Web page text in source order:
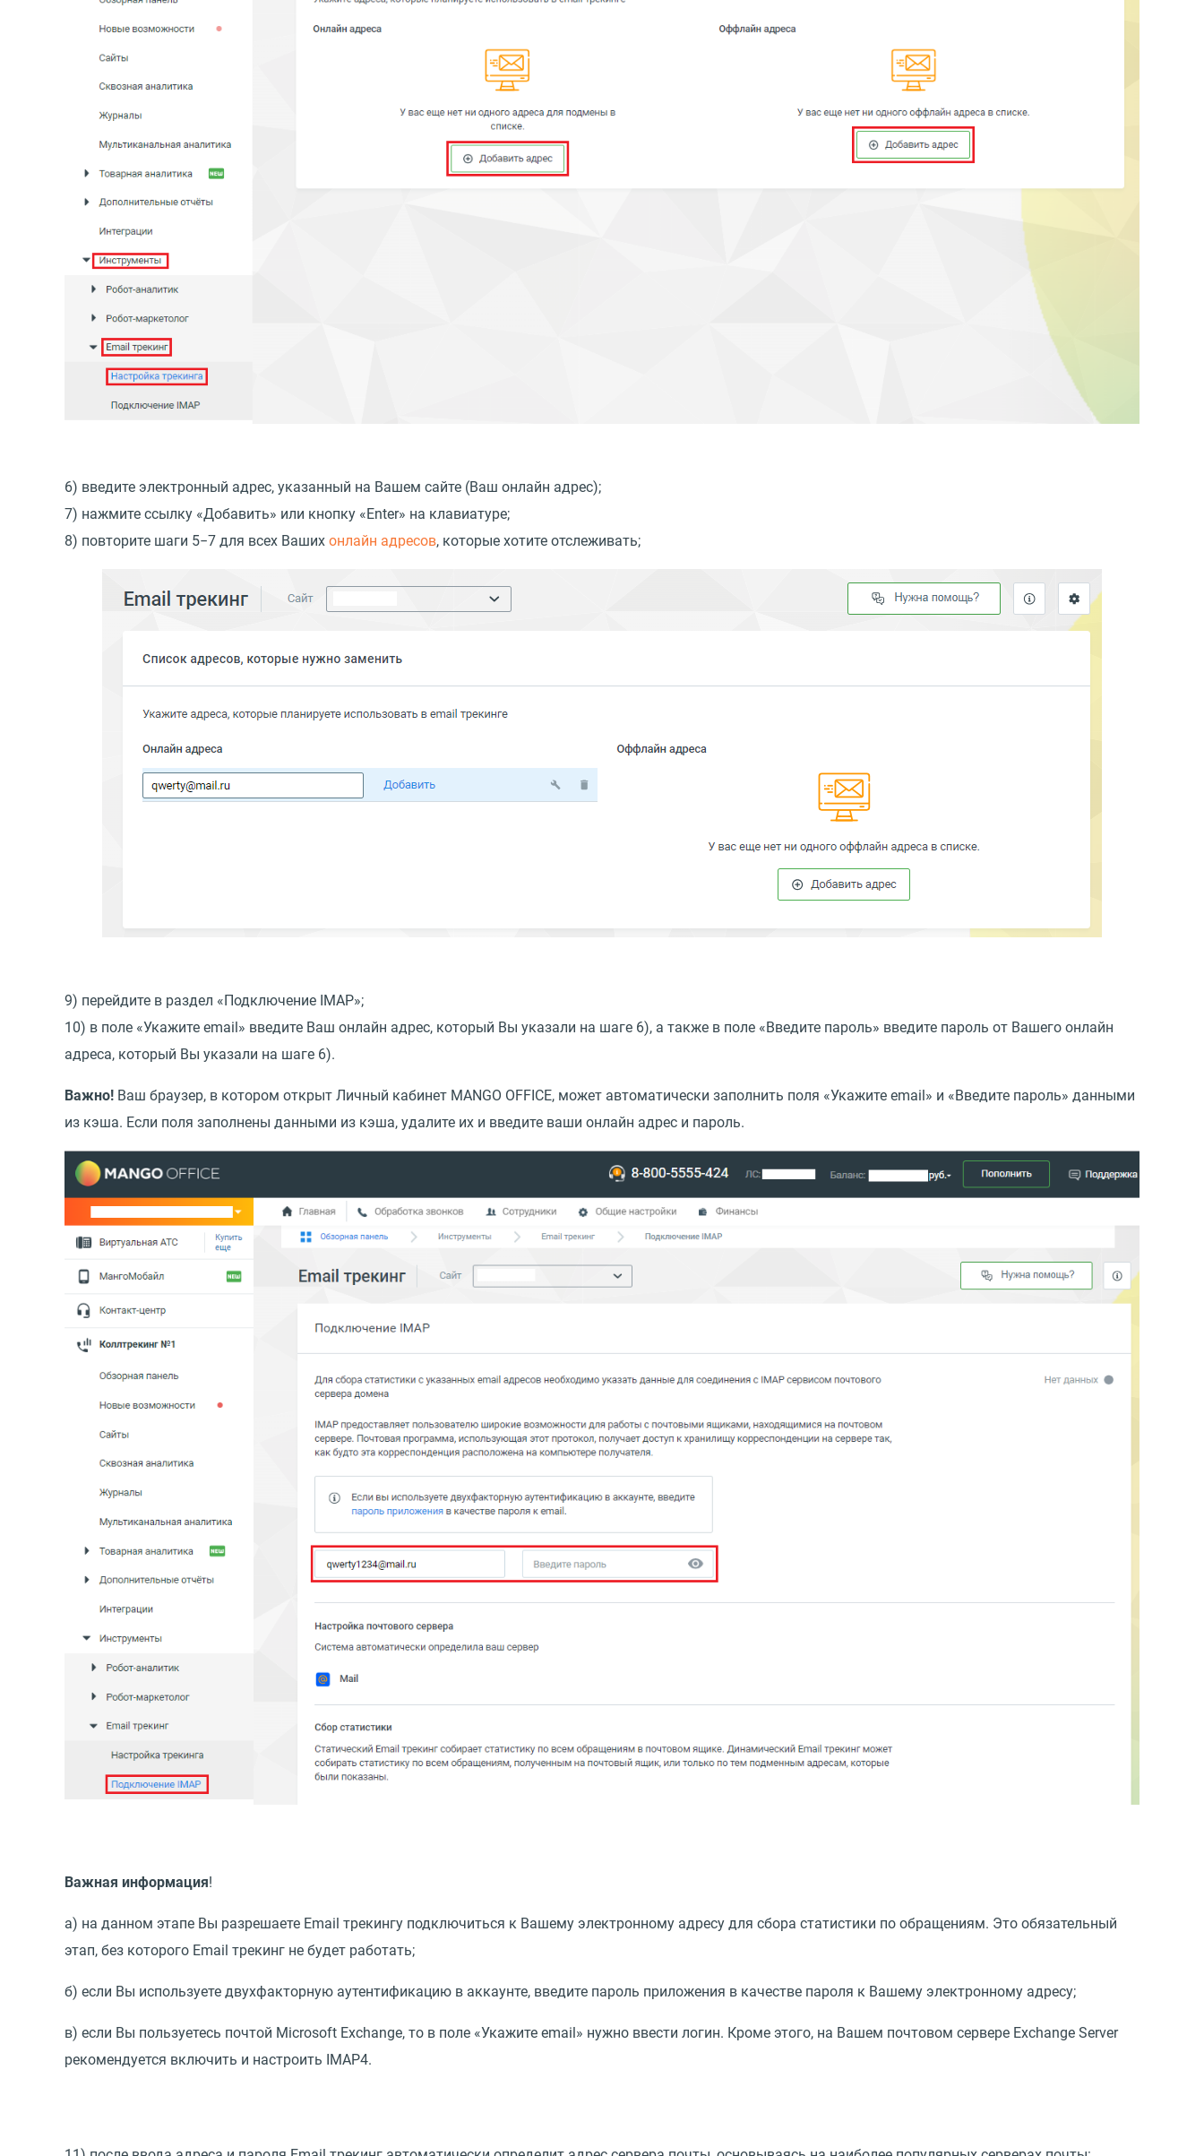
6) введите электронный адрес, указанный на Вашем сайте (Ваш онлайн адрес);
7) нажмите ссылку «Добавить» или кнопку «Enter» на клавиатуре;
8) повторите шаги 5−7 для всех Ваших онлайн адресов, которые хотите отслеживать;
9) перейдите в раздел «Подключение IMAP»;
10) в поле «Укажите email» введите Ваш онлайн адрес, который Вы указали на шаге 6), а также в поле «Введите пароль» введите пароль от Вашего онлайн
адреса, который Вы указали на шаге 6).
Важно! Ваш браузер, в котором открыт Личный кабинет MANGO OFFICE, может автоматически заполнить поля «Укажите email» и «Введите пароль» данными
из кэша. Если поля заполнены данными из кэша, удалите их и введите ваши онлайн адрес и пароль.
Важная информация!
а) на данном этапе Вы разрешаете Email трекингу подключиться к Вашему электронному адресу для сбора статистики по обращениям. Это обязательный
этап, без которого Email трекинг не будет работать;
б) если Вы используете двухфакторную аутентификацию в аккаунте, введите пароль приложения в качестве пароля к Вашему электронному адресу;
в) если Вы пользуетесь почтой Microsoft Exchange, то в поле «Укажите email» нужно ввести логин. Кроме этого, на Вашем почтовом сервере Exchange Server
рекомендуется включить и настроить IMAP4.